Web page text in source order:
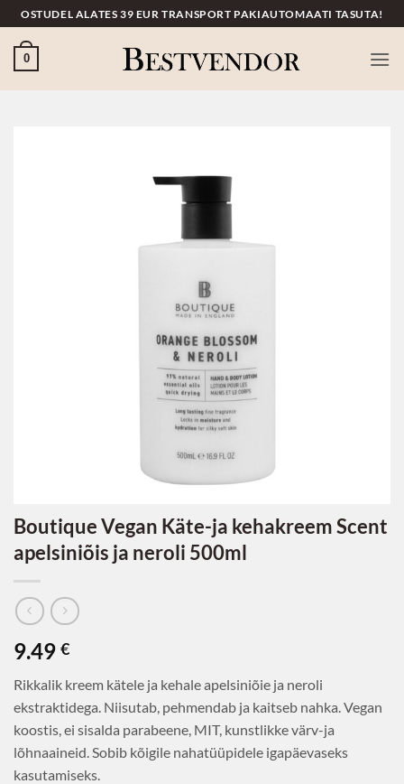
Skip
to
content
OSTUDEL ALATES 39 EUR TRANSPORT PAKIAUTOMAATI TASUTA!
0
Boutique Vegan Käte-ja kehakreem Scent
apelsiniõis ja neroli 500ml
9.49 €
Rikkalik kreem kätele ja kehale apelsiniõie ja neroli
ekstraktidega. Niisutab, pehmendab ja kaitseb nahka. Vegan
koostis, ei sisalda parabeene, MIT, kunstlikke värv-ja
lõhnaaineid. Sobib kõigile nahatüüpidele igapäevaseks
kasutamiseks.